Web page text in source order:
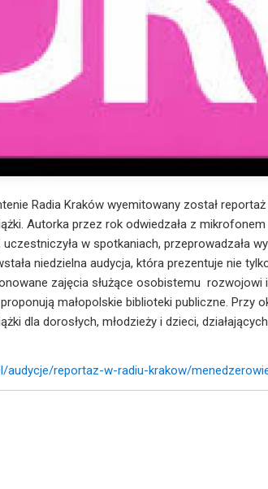
Radia Kraków wyemitowany został
Autorka przez rok odwiedzała z
uczestniczyła w spotkaniach, przeprowadzała
niedzielna audycja, która prezentuje nie
zajęcia służące osobistemu
małopolskie biblioteki publiczne. Przy
dla dorosłych, młodzieży i dzieci,
audycje/reportaz-w-radiu-krakow/